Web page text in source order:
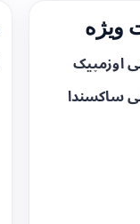
ویژه
اوزمپیک
ساکسندا